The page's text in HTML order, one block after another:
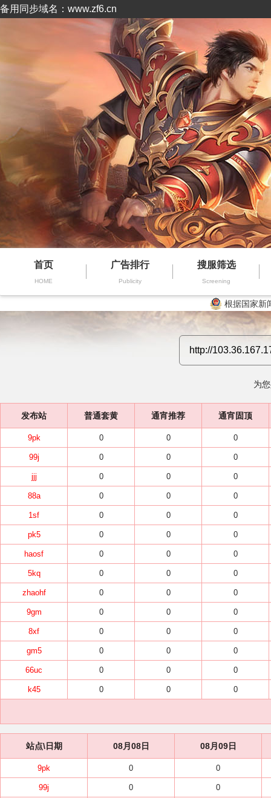
备用同步域名：www.zf6.cn
首页
HOME
广告排行
Publicity
搜服筛选
Screening
根据国家新
为
发布站 普通套黄 通宵推荐 通宵固顶
9pk 0 0 0
99j 0 0 0
jjj 0 0 0
88a 0 0 0
1sf 0 0 0
pk5 0 0 0
haosf 0 0 0
5kq 0 0 0
zhaohf 0 0 0
9gm 0 0 0
8xf 0 0 0
gm5 0 0 0
66uc 0 0 0
k45 0 0 0
站点\日期 08月08日 08月09日
9pk 0 0
99j 0 0